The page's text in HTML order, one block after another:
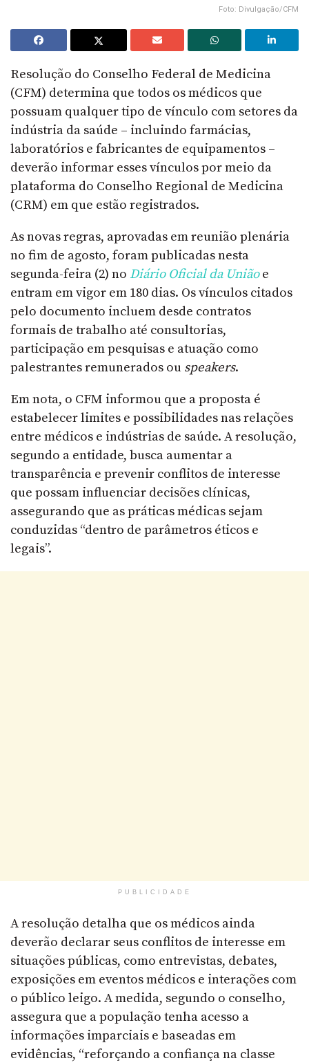
Foto: Divulgação/CFM
Resolução do Conselho Federal de Medicina
(CFM) determina que todos os médicos que
possuam qualquer tipo de vínculo com setores da
indústria da saúde – incluindo farmácias,
laboratórios e fabricantes de equipamentos –
deverão informar esses vínculos por meio da
plataforma do Conselho Regional de Medicina
(CRM) em que estão registrados.
As novas regras, aprovadas em reunião plenária
no fim de agosto, foram publicadas nesta
segunda-feira (2) no Diário Oficial da Uniãoe
entram em vigor em 180 dias. Os vínculos citados
pelo documento incluem desde contratos
formais de trabalho até consultorias,
participação em pesquisas e atuação como
palestrantes remunerados ou speakers.
Em nota, o CFM informou que a proposta é
estabelecer limites e possibilidades nas relações
entre médicos e indústrias de saúde. A resolução,
segundo a entidade, busca aumentar a
transparência e prevenir conflitos de interesse
que possam influenciar decisões clínicas,
assegurando que as práticas médicas sejam
conduzidas “dentro de parâmetros éticos e
legais”.
PUBLICIDADE
A resolução detalha que os médicos ainda
deverão declarar seus conflitos de interesse em
situações públicas, como entrevistas, debates,
exposições em eventos médicos e interações com
o público leigo. A medida, segundo o conselho,
assegura que a população tenha acesso a
informações imparciais e baseadas em
evidências, “reforçando a confiança na classe